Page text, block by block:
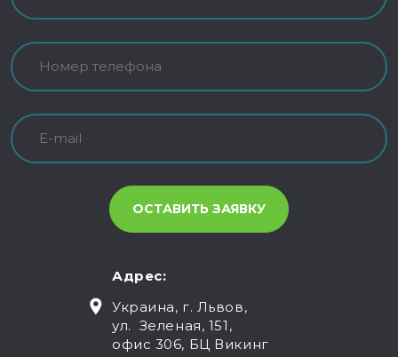
Адрес:
Украина, г. Львов,
ул. Зеленая, 151,
офис 306, БЦ Викинг